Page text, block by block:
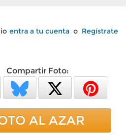
entra a tu cuenta o Regístrate
Compartir Foto:
AL AZAR